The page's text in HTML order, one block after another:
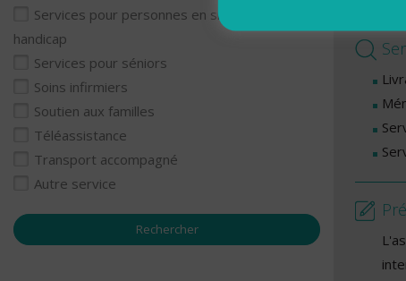
Services pour personnes en situation de
handicap
Services pour séniors
Soins infirmiers
Soutien aux familles
Téléassistance
Transport accompagné
Autre service